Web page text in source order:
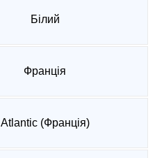
Білий
Франція
Atlantic (Франція)